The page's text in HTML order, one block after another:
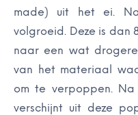
made) uit het ei.
volgroeid. Deze is dan
naar een wat
van het materiaal
om te verpoppen.
verschijnt uit deze